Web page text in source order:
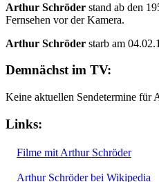
Arthur Schröder stand ab den
Fernsehen vor der Kamera.
Arthur Schröder starb am
Demnächst im TV:
Keine aktuellen Sendetermine für
Links:
Filme mit Arthur Schröder
Arthur Schröder bei Wikipedia